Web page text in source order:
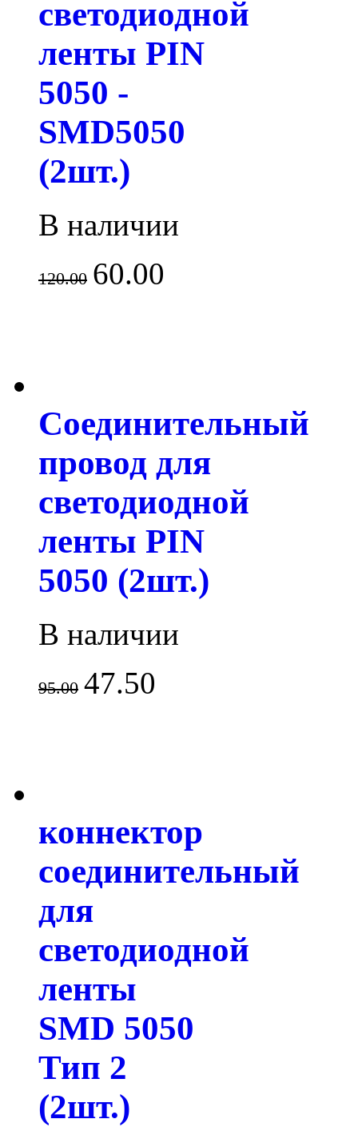
светодиодной
ленты PIN
5050 -
SMD5050
(2шт.)
В наличии
120.00 60.00
Соединительный
провод для
светодиодной
ленты PIN
5050 (2шт.)
В наличии
95.00 47.50
коннектор
соединительный
для
светодиодной
ленты
SMD 5050
Тип 2
(2шт.)